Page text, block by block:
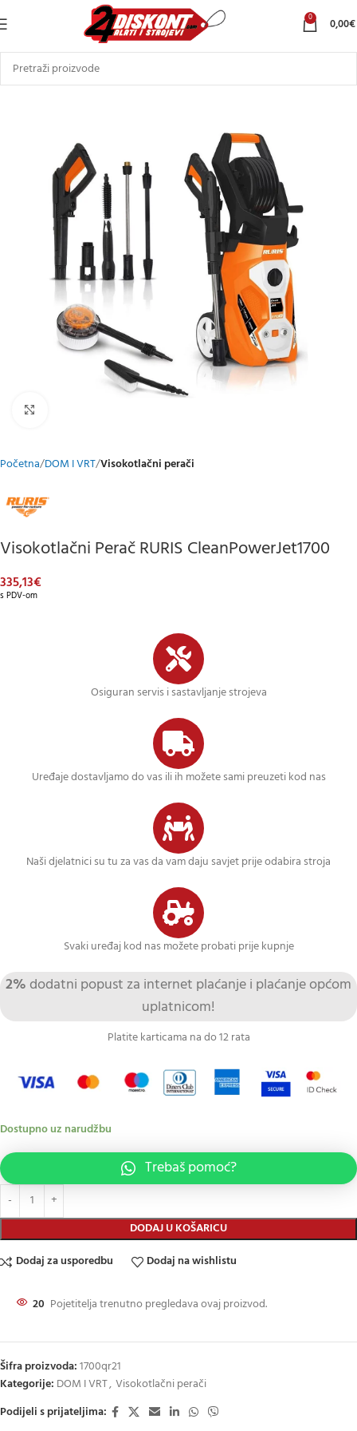
0 0,00€
Početna DOM I VRT Visokotlačni perači
Visokotlačni Perač RURIS CleanPowerJet1700
335,13€
s PDV-om
Osiguran servis i sastavljanje strojeva
Uređaje dostavljamo do vas ili ih možete sami preuzeti kod nas
Naši djelatnici su tu za vas da vam daju savjet prije odabira stroja
Svaki uređaj kod nas možete probati prije kupnje
2% dodatni popust za internet plaćanje i plaćanje općom
uplatnicom!
Platite karticama na do 12 rata
Dostupno uz narudžbu
DODAJ U KOŠARICU
Trebaš pomoć?
Dodaj za usporedbu Dodaj na wishlistu
20 Pojetitelja trenutno pregledava ovaj proizvod.
Šifra proizvoda:1700qr21
Kategorije: DOM I VRT, Visokotlačni perači
Podijeli s prijateljima: